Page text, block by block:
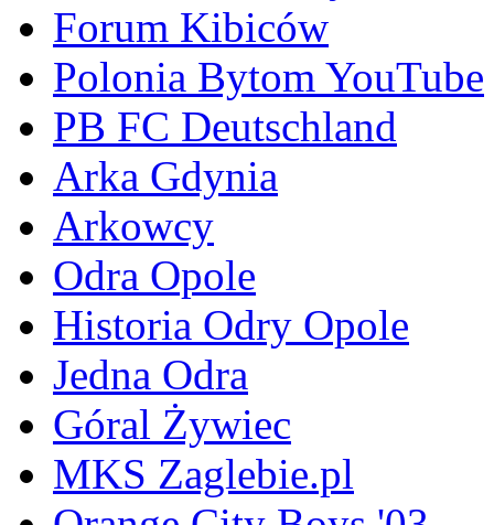
Forum Kibiców
Polonia Bytom YouTube
PB FC Deutschland
Arka Gdynia
Arkowcy
Odra Opole
Historia Odry Opole
Jedna Odra
Góral Żywiec
MKS Zaglebie.pl